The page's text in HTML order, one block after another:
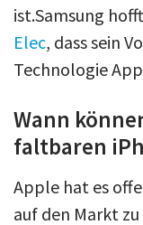
ist.Samsung
Elec, dass sein
Technologie
Wann
faltbaren
Apple hat es
auf den Markt